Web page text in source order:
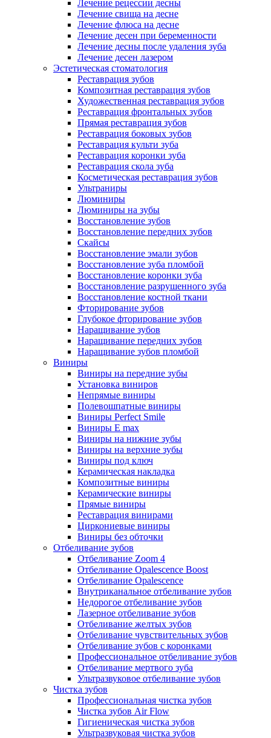
Лечение рецессии десны
Лечение свища на десне
Лечение флюса на десне
Лечение десен при беременности
Лечение десны после удаления зуба
Лечение десен лазером
Эстетическая стоматология
Реставрация зубов
Композитная реставрация зубов
Художественная реставрация зубов
Реставрация фронтальных зубов
Прямая реставрация зубов
Реставрация боковых зубов
Реставрация культи зуба
Реставрация коронки зуба
Реставрация скола зуба
Косметическая реставрация зубов
Ультраниры
Люминиры
Люминиры на зубы
Восстановление зубов
Восстановление передних зубов
Скайсы
Восстановление эмали зубов
Восстановление зуба пломбой
Восстановление коронки зуба
Восстановление разрушенного зуба
Восстановление костной ткани
Фторирование зубов
Глубокое фторирование зубов
Наращивание зубов
Наращивание передних зубов
Наращивание зубов пломбой
Виниры
Виниры на передние зубы
Установка виниров
Непрямые виниры
Полевошпатные виниры
Виниры Perfect Smile
Виниры E max
Виниры на нижние зубы
Виниры на верхние зубы
Виниры под ключ
Керамическая накладка
Композитные виниры
Керамические виниры
Прямые виниры
Реставрация винирами
Циркониевые виниры
Виниры без обточки
Отбеливание зубов
Отбеливание Zoom 4
Отбеливание Opalescence Boost
Отбеливание Opalescence
Внутриканальное отбеливание зубов
Недорогое отбеливание зубов
Лазерное отбеливание зубов
Отбеливание желтых зубов
Отбеливание чувствительных зубов
Отбеливание зубов с коронками
Профессиональное отбеливание зубов
Отбеливание мертвого зуба
Ультразвуковое отбеливание зубов
Чистка зубов
Профессиональная чистка зубов
Чистка зубов Air Flow
Гигиеническая чистка зубов
Ультразвуковая чистка зубов